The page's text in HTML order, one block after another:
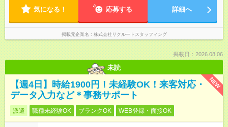
気になる！ 応募する 詳細へ
掲載元企業名 株式会社リクルートスタッフィング
掲載日：2026.08.06
未読
NEW
【週4日】時給1900円！未経験OK！来客対応・
データ入力など＊事務サポート
派遣 職種未経験OK ブランクOK WEB登録・面接OK